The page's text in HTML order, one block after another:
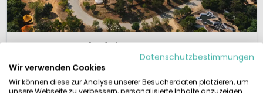
Holacamp Albufeira
Datenschutzbestimmungen
Wir verwenden Cookies
Wir können diese zur Analyse unserer Besucherdaten platzieren, um
unsere Webseite zu verbessern, personalisierte Inhalte anzuzeigen